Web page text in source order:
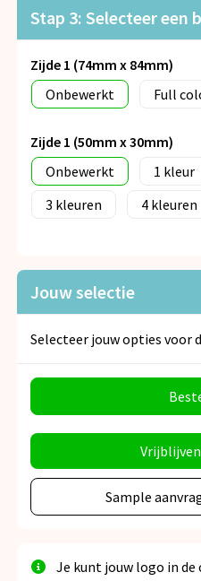
Stap 3: Selecteer een
Zijde 1 (74mm x 84mm)
Onbewerkt
Full
Zijde 1 (50mm x 30mm)
Onbewerkt
1
3
4
Jouw selectie
Selecteer jouw opties voor
Sample
Je kunt jouw logo in de